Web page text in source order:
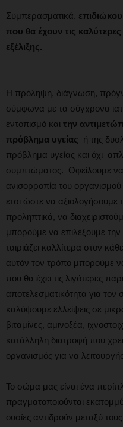
Συμπερασματικά,
που θα έχουν τις
εξέλιξης.
Η πρόληψη, διάγνωση,
σύμφωνα με τα σύγχρονα
εντοπισμό και την
πρόβλημα υγείας
ή της
πρόβλημα υγείας και όχι
συμπτώματος. Οφείλουμε να
ανισορροπία του οργανισμού
έτσι ώστε να αξιολογήσουμε
προληπτικά, να
μπορούμε να επιλέξουμε
ταιριάζει καλλίτερα στον
αυτόν τον τρόπο μπορούμε
που θα έχει τις λιγότερες
αποτελεσματικότητα για
καλύψουμε ελλείψεις σε
βιταμίνες, αμινοξέα,
κατάλληλη διατροφή που
οργανισμός για να
Το σώμα μας είναι ένα
πραγματοποιούνται
ουσίες αντιδρούν μεταξύ